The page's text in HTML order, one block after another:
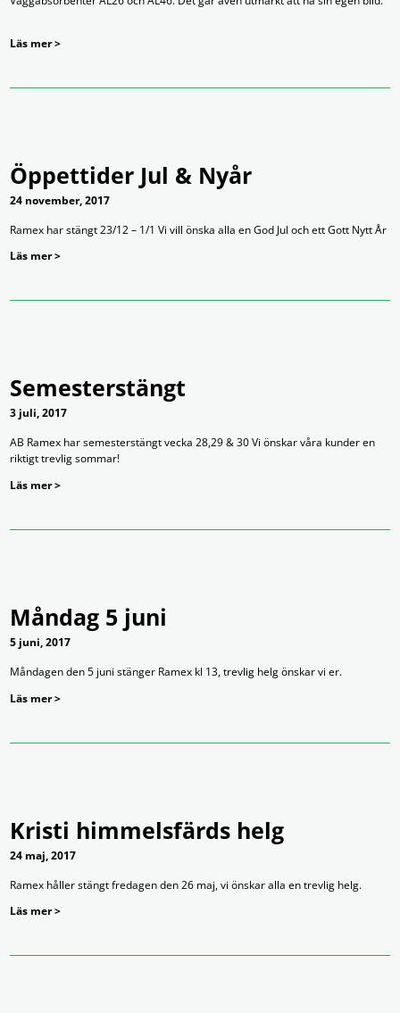
Läs mer >
Öppettider Jul & Nyår
24 november, 2017
Ramex har stängt 23/12 – 1/1 Vi vill önska alla en God Jul och ett Gott Nytt År
Läs mer >
Semesterstängt
3 juli, 2017
AB Ramex har semesterstängt vecka 28,29 & 30 Vi önskar våra kunder en
riktigt trevlig sommar!
Läs mer >
Måndag 5 juni
5 juni, 2017
Måndagen den 5 juni stänger Ramex kl 13, trevlig helg önskar vi er.
Läs mer >
Kristi himmelsfärds helg
24 maj, 2017
Ramex håller stängt fredagen den 26 maj, vi önskar alla en trevlig helg.
Läs mer >